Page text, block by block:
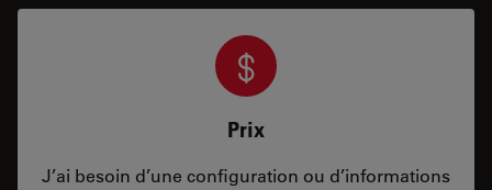
Prix
J’ai besoin d’une configuration ou d’informations